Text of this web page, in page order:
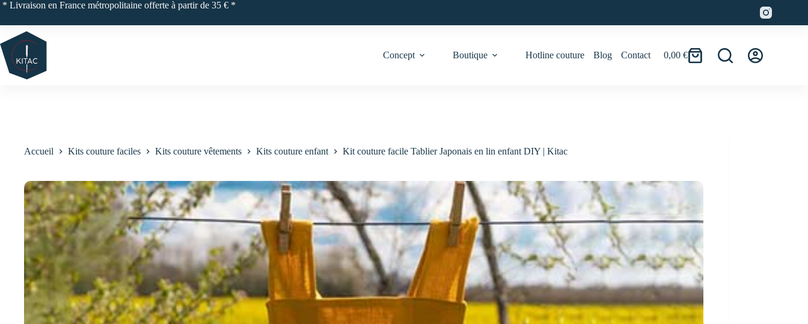
Passer
contenu
* Livraison en France métropolitaine offerte à partir de 35 € *
Concept Boutique Hotline couture Blog Contact
Panier
0,00 €
Accueil Kits couture faciles Kits couture vêtements Kits couture enfant Kit couture facile Tablier Japonais en lin enfant DIY | Kitac